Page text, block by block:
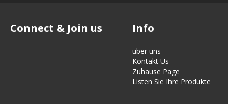
Connect & Join us Info
über uns
Kontakt Us
Zuhause Page
Listen Sie Ihre Produkte